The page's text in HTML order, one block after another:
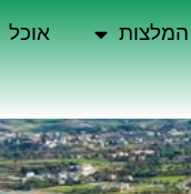
המלצות אוכל